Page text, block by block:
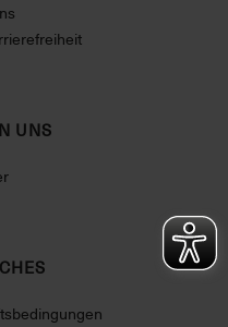
UNS